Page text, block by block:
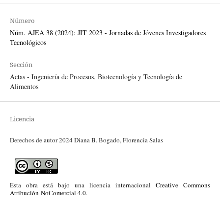
Número
Núm. AJEA 38 (2024): JIT 2023 - Jornadas de Jóvenes Investigadores
Tecnológicos
Sección
Actas - Ingeniería de Procesos, Biotecnología y Tecnología de
Alimentos
Licencia
Derechos de autor 2024 Diana B. Bogado, Florencia Salas
Esta obra está bajo una licencia internacionalCreative Commons
Atribución-NoComercial 4.0.